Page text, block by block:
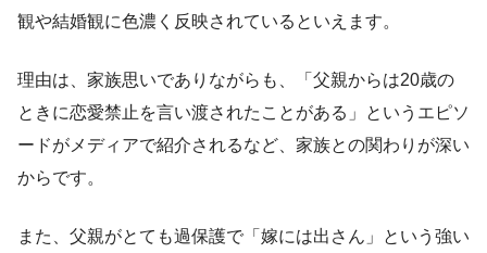
観や結婚観に色濃く反映されているといえます。
理由は、家族思いでありながらも、「父親からは20歳の
ときに恋愛禁止を言い渡されたことがある」というエピソ
ードがメディアで紹介されるなど、家族との関わりが深い
からです。
また、父親がとても過保護で「嫁には出さん」という強い